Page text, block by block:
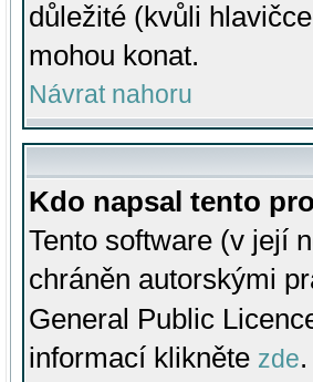
důležité (kvůli
mohou konat.
Návrat nahoru
Kdo napsal tento
Tento software (v její
chráněn autorskými
General Public
informací klikněte zde.